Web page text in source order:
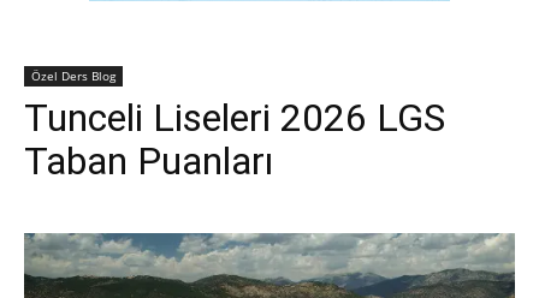
Özel Ders Blog
Tunceli Liseleri 2026 LGS
Taban Puanları